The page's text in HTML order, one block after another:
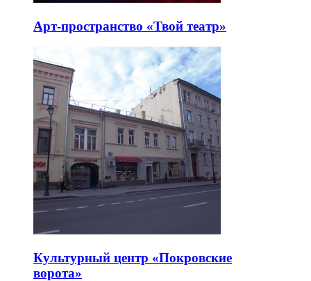
Арт-пространство «Твой театр»
Культурный центр «Покровские
ворота»